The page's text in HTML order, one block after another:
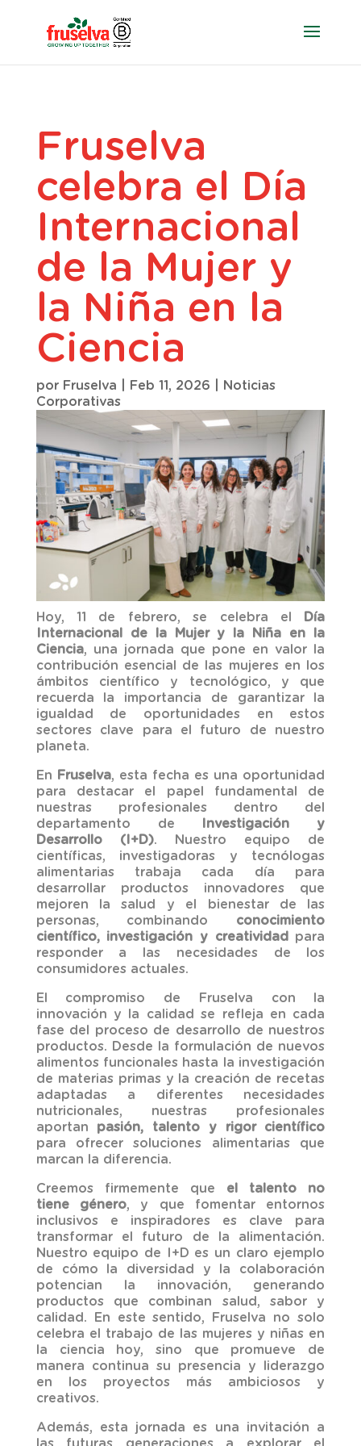
Fruselva
celebra el Día
Internacional
de la Mujer y
la Niña en la
Ciencia
por Fruselva Feb 11, 2026
Noticias
Corporativas
Hoy, 11 de febrero, se celebra el
Día
Internacional de la Mujer y la Niña en la
Ciencia, una jornada que pone en valor la
contribución esencial de las mujeres en los
ámbitos científico y tecnológico, y que
recuerda la importancia de garantizar la
igualdad de oportunidades en estos
sectores clave para el futuro de nuestro
planeta.
En Fruselva, esta fecha es una oportunidad
para destacar el papel fundamental de
nuestras profesionales dentro del
departamento de
Investigación y
Desarrollo (I+D). Nuestro equipo de
científicas, investigadoras y tecnólogas
alimentarias trabaja cada día para
desarrollar productos innovadores que
mejoren la salud y el bienestar de las
personas, combinando conocimiento
científico, investigación y creatividad
para
responder a las necesidades de los
consumidores actuales.
El compromiso de Fruselva con la
innovación y la calidad se refleja en cada
fase del proceso de desarrollo de nuestros
productos. Desde la formulación de nuevos
alimentos funcionales hasta la investigación
de materias primas y la creación de recetas
adaptadas a diferentes necesidades
nutricionales, nuestras profesionales
aportan pasión, talento y rigor científico
para ofrecer soluciones alimentarias que
marcan la diferencia.
Creemos firmemente que el talento no
tiene género, y que fomentar entornos
inclusivos e inspiradores es clave para
transformar el futuro de la alimentación.
Nuestro equipo de I+D es un claro ejemplo
de cómo la diversidad y la colaboración
potencian la innovación, generando
productos que combinan salud, sabor y
calidad. En este sentido, Fruselva no solo
celebra el trabajo de las mujeres y niñas en
la ciencia hoy, sino que promueve de
manera continua su presencia y liderazgo
en los proyectos más ambiciosos y
creativos.
Además, esta jornada es una invitación a
las futuras generaciones a explorar el